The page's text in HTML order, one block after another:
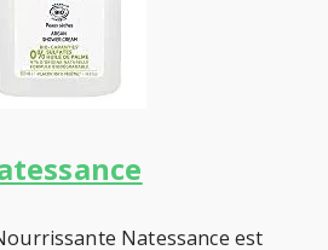
Natessance est